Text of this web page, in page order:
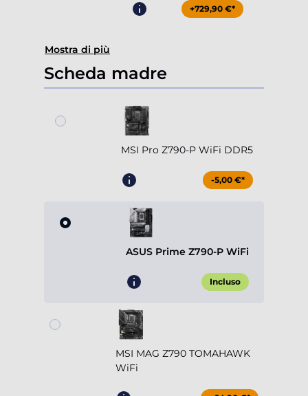
+729,90 €*
Mostra di più
Scheda madre
MSI Pro Z790-P WiFi DDR5
-5,00 €*
ASUS Prime Z790-P WiFi
Incluso
MSI MAG Z790 TOMAHAWK
WiFi